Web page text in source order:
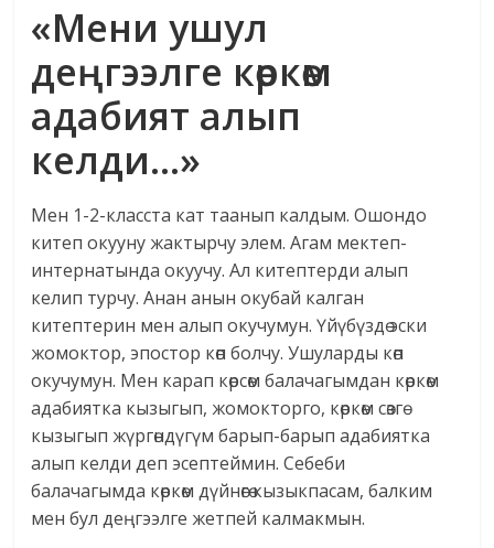
«Мени ушул
деңгээлге көркөм
адабият алып
келди…»
Мен 1-2-класста кат таанып калдым. Ошондо
китеп окууну жактырчу элем. Агам мектеп-
интернатында окуучу. Ал китептерди алып
келип турчу. Анан анын окубай калган
китептерин мен алып окучумун. Үйүбүздө эски
жомоктор, эпостор көп болчу. Ушуларды көп
окучумун. Мен карап көрсөм балачагымдан көркөм
адабиятка кызыгып, жомокторго, көркөм сөзгө
кызыгып жүргөндүгүм барып-барып адабиятка
алып келди деп эсептеймин. Себеби
балачагымда көркөм дүйнөгө кызыкпасам, балким
мен бул деңгээлге жетпей калмакмын.